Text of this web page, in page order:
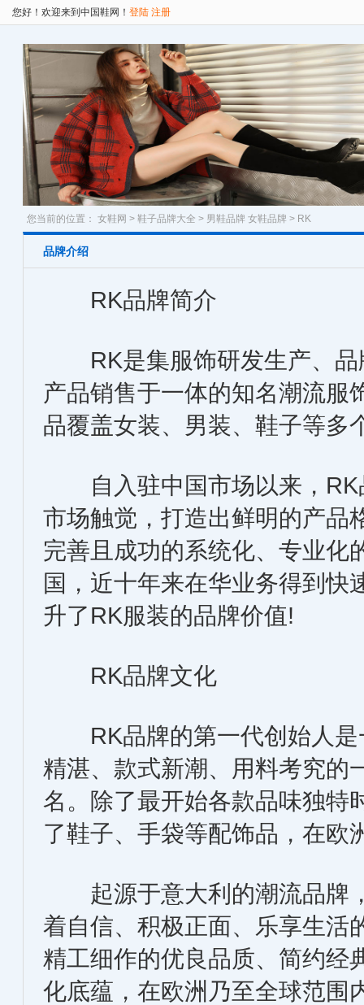
您好！欢迎来到中国鞋网！ 登陆 注册
您当前的位置： 女鞋网 > 鞋子品牌大全 > 男鞋品牌 女鞋品牌 > RK
品牌介绍
RK品牌简介
RK是集服饰研发生产、品
产品销售于一体的知名潮流服
品覆盖女装、男装、鞋子等多
自入驻中国市场以来，RK
市场触觉，打造出鲜明的产品
完善且成功的系统化、专业化
国，近十年来在华业务得到快
升了RK服装的品牌价值!
RK品牌文化
RK品牌的第一代创始人是
精湛、款式新潮、用料考究的
名。除了最开始各款品味独特
了鞋子、手袋等配饰品，在欧
起源于意大利的潮流品牌
着自信、积极正面、乐享生活
精工细作的优良品质、简约经
化底蕴，在欧洲乃至全球范围